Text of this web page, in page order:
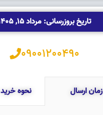
تاریخ بروزرسانی: مرداد 15, 1405
09001200490
زمان ارسال نحوه خرید